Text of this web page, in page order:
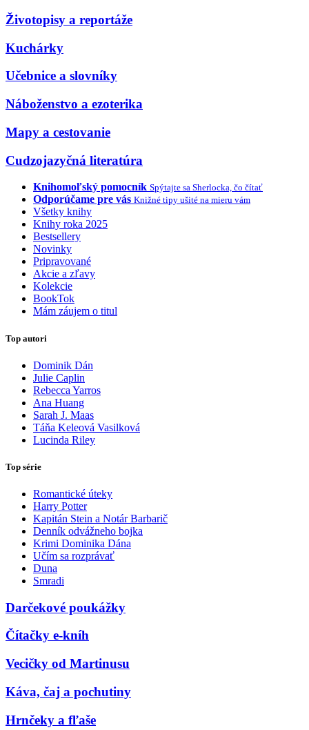
Životopisy a reportáže
Kuchárky
Učebnice a slovníky
Náboženstvo a ezoterika
Mapy a cestovanie
Cudzojazyčná literatúra
Knihomoľský pomocník Spýtajte sa Sherlocka, čo čítať
Odporúčame pre vás Knižné tipy ušité na mieru vám
Všetky knihy
Knihy roka 2025
Bestsellery
Novinky
Pripravované
Akcie a zľavy
Kolekcie
BookTok
Mám záujem o titul
Top autori
Dominik Dán
Julie Caplin
Rebecca Yarros
Ana Huang
Sarah J. Maas
Táňa Keleová Vasilková
Lucinda Riley
Top série
Romantické úteky
Harry Potter
Kapitán Stein a Notár Barbarič
Denník odvážneho bojka
Krimi Dominika Dána
Učím sa rozprávať
Duna
Smradi
Darčekové poukážky
Čítačky e-kníh
Vecičky od Martinusu
Káva, čaj a pochutiny
Hrnčeky a fľaše